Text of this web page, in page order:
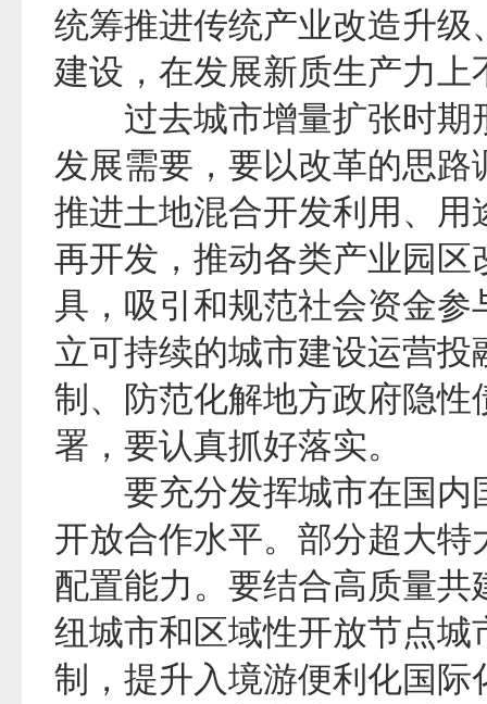
统筹推进传统产业改造升
建设，在发展新质生产力上
过去城市增量扩张时期
发展需要，要以改革的思
推进土地混合开发利用、
再开发，推动各类产业园
具，吸引和规范社会资金
立可持续的城市建设运营
制、防范化解地方政府隐
署，要认真抓好落实。
要充分发挥城市在国内
开放合作水平。部分超大
配置能力。要结合高质量共
纽城市和区域性开放节点
制，提升入境游便利化国